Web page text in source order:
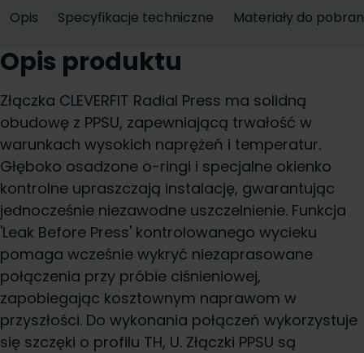
Opis Specyfikacje techniczne Materiały do
Opis produktu
Złączka CLEVERFIT Radial Press ma solidną
obudowę z PPSU, zapewniającą trwałość w
warunkach wysokich naprężeń i temperatur.
Głęboko osadzone o-ringi i specjalne okienko
kontrolne upraszczają instalację, gwarantując
jednocześnie niezawodne uszczelnienie. Funkcja
'Leak Before Press' kontrolowanego wycieku
pomaga wcześnie wykryć niezaprasowane
połączenia przy próbie ciśnieniowej,
zapobiegając kosztownym naprawom w
przyszłości. Do wykonania połączeń wykorzystuje
się szczęki o profilu TH, U. Złączki PPSU są